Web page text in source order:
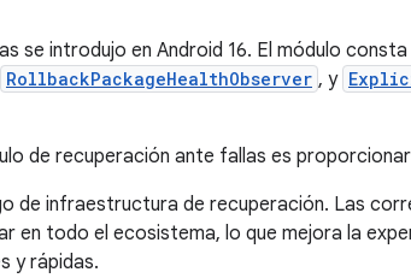
se introdujo en Android 16. El módulo consta
RollbackPackageHealthObserver , y
de recuperación ante fallas es
de infraestructura de recuperación. Las
en todo el ecosistema, lo que mejora la
y rápidas.